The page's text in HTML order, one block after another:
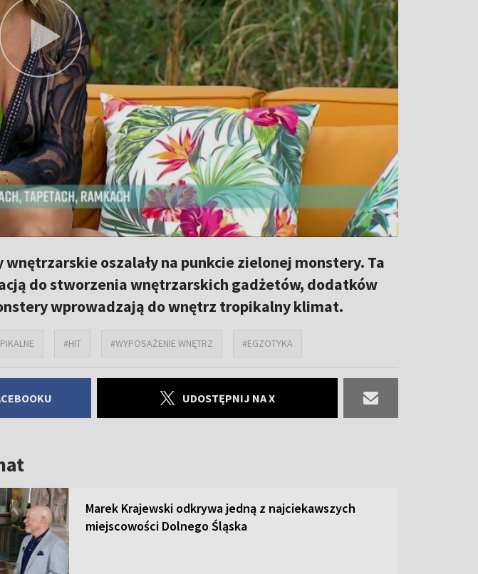
oszalały na punkcie zielonej monstery. Ta
do stworzenia wnętrzarskich gadżetów, dodatków
wprowadzają do wnętrz tropikalny klimat.
#HIT #WYPOSAŻENIE WNĘTRZ #EGZOTYKA
UDOSTĘPNIJ NA X
Marek Krajewski odkrywa jedną z najciekawszych
miejscowości Dolnego Śląska